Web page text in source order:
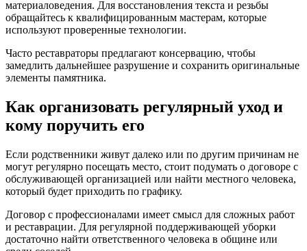
материаловедения. Для восстановления текста и резьбы
обращайтесь к квалифицированным мастерам, которые
используют проверенные технологии.
Часто реставраторы предлагают консервацию, чтобы
замедлить дальнейшее разрушение и сохранить оригинальные
элементы памятника.
Как организовать регулярный уход и
кому поручить его
Если родственники живут далеко или по другим причинам не
могут регулярно посещать место, стоит подумать о договоре с
обслуживающей организацией или найти местного человека,
который будет приходить по графику.
Договор с профессионалами имеет смысл для сложных работ
и реставрации. Для регулярной поддерживающей уборки
достаточно найти ответственного человека в общине или